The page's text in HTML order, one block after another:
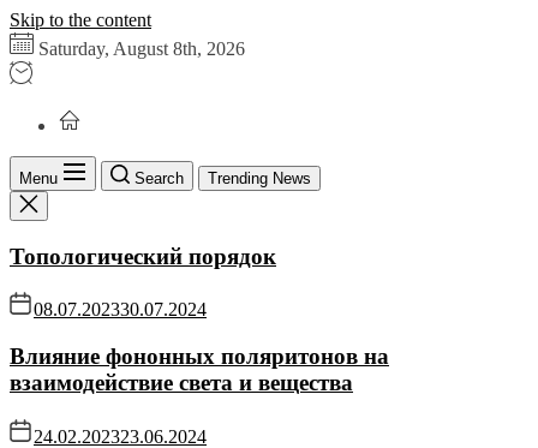
Skip to the content
Saturday, August 8th, 2026
Menu Search Trending News
Топологический порядок
08.07.202330.07.2024
Влияние фононных поляритонов на
взаимодействие света и вещества
24.02.202323.06.2024